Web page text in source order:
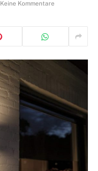
Keine Kommentare